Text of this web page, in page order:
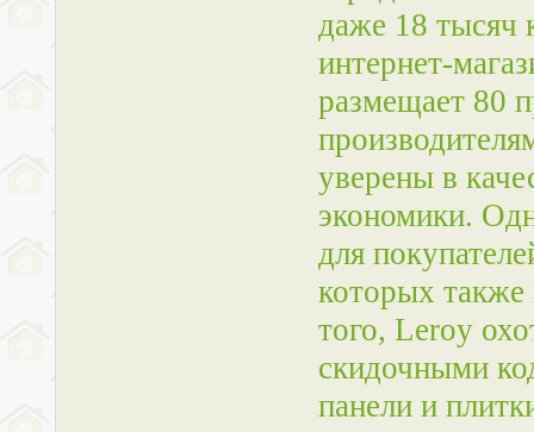
даже 18 тысяч
интернет-
размещает 80
уверены в
экономики.
для
которых также
того, Leroy
скидочными
панели и